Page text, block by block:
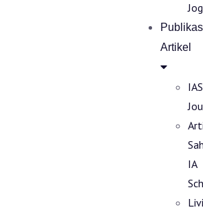
Artikel
IAS
IA